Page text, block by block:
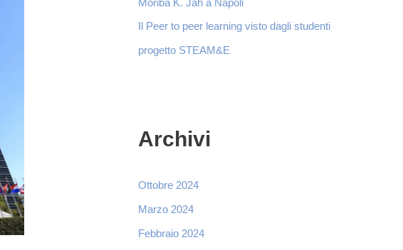
Il Peer to peer learning visto dagli studenti
progetto STEAM&E
Archivi
Ottobre 2024
Marzo 2024
Febbraio 2024